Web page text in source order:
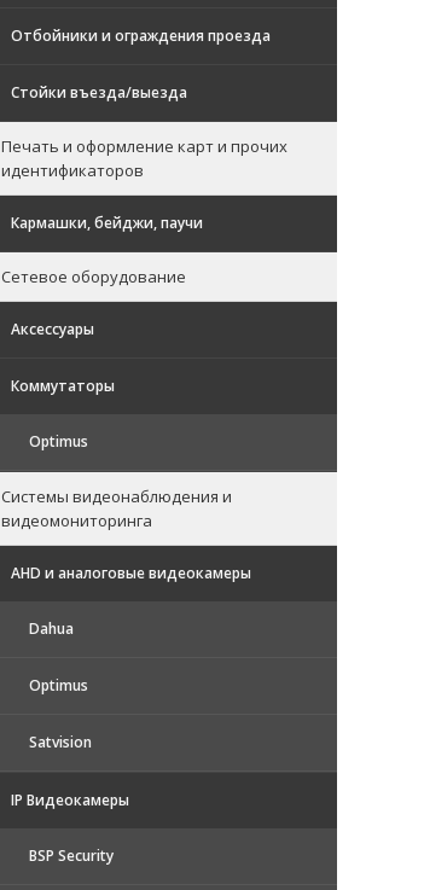
Отбойники и ограждения проезда
Стойки въезда/выезда
Печать и оформление карт и прочих
идентификаторов
Кармашки, бейджи, паучи
Сетевое оборудование
Аксессуары
Коммутаторы
Optimus
Системы видеонаблюдения и
видеомониторинга
AHD и аналоговые видеокамеры
Dahua
Optimus
Satvision
IP Видеокамеры
BSP Security